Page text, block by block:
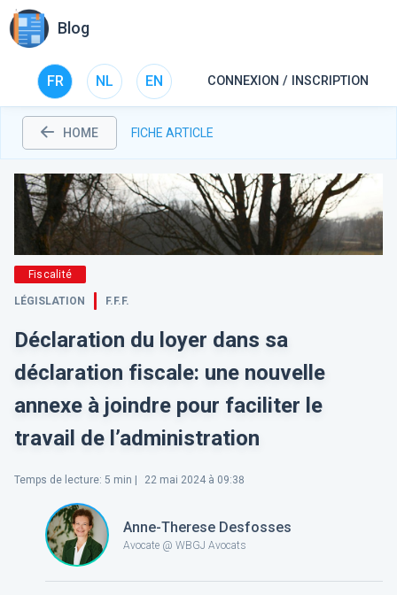
Blog
FR NL EN CONNEXION / INSCRIPTION
HOME FICHE ARTICLE
Fiscalité
LÉGISLATION F.F.F.
Déclaration du loyer dans sa
déclaration fiscale: une nouvelle
annexe à joindre pour faciliter le
travail de l’administration
Temps de lecture: 5 min | 22 mai 2024 à 09:38
Anne-Therese Desfosses
Avocate @ WBGJ Avocats